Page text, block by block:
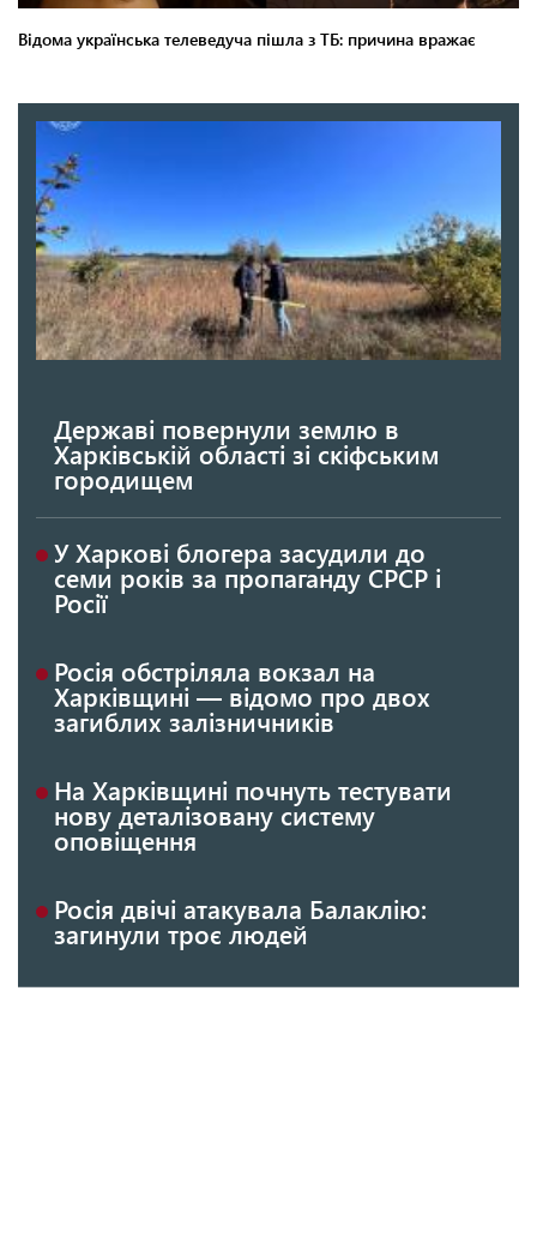
Державі повернули землю в
Харківській області зі скіфським
городищем
У Харкові блогера засудили до
семи років за пропаганду СРСР і
Росії
Росія обстріляла вокзал на
Харківщині — відомо про двох
загиблих залізничників
На Харківщині почнуть тестувати
нову деталізовану систему
оповіщення
Росія двічі атакувала Балаклію:
загинули троє людей